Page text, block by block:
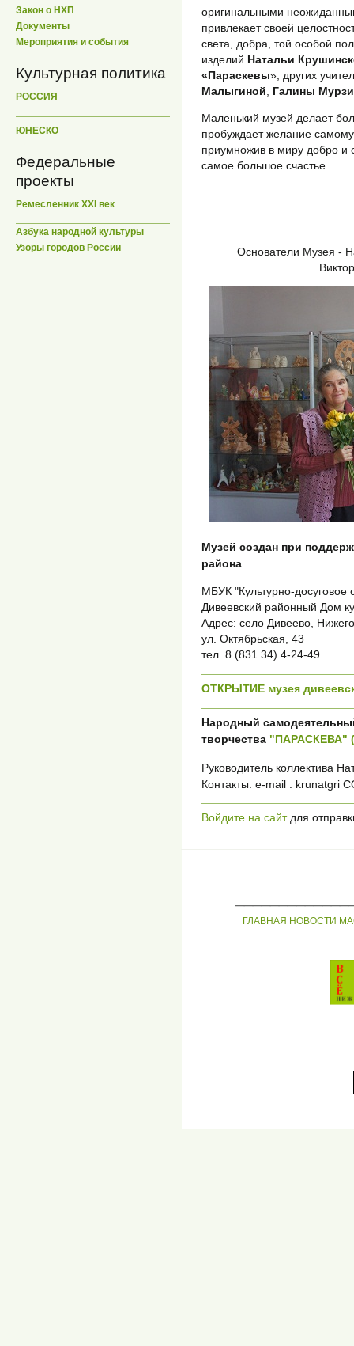
Закон о НХП
Документы
Мероприятия и события
Культурная политика
РОССИЯ
ЮНЕСКО
Федеральные
проекты
Ремесленник XXI век
Азбука народной культуры
Узоры городов России
оригинальными
привлекает своей
света, добра, той особой
изделий Натальи
«Параскевы», других
Малыгиной
Галины
Маленький музей делает
пробуждает желание самому
приумножив в миру добро и
самое большое счастье.
Основатели Музея -
Музей создан при
района
МБУК "Культурно-досуговое
Дивеевский районный Дом
Адрес: село Дивеево,
ул. Октябрьская, 43
тел. 8 (831 34) 4-24-49
ОТКРЫТИЕ музея
Народный
творчества "ПАРАСКЕВА"
Руководитель коллектива
Контакты: e-mail : krunatgri
Войдите на сайтдля
ГЛАВНАЯ НОВОСТИ